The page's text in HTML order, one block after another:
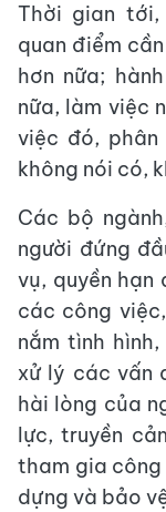
Thời gian tới,
quan điểm
hơn nữa;
nữa, làm việc
việc đó, phân
không nói có,
Các bộ
người đứng
vụ, quyền
các công
nắm tình
xử lý các vấn
hài lòng của
lực, truyền
tham gia công
dựng và bảo